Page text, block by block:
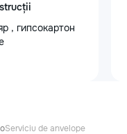
, гипсокартон
Serviciu de anvelope